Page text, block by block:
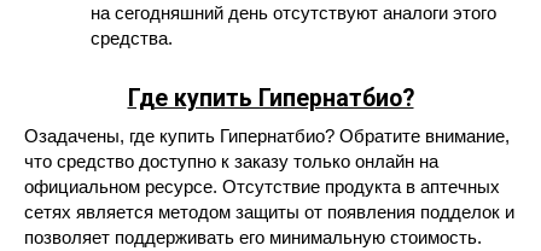
на сегодняшний день отсутствуют аналоги этого
средства.
Где купить Гипернатбио?
Озадачены, где купить Гипернатбио? Обратите внимание,
что средство доступно к заказу только онлайн на
официальном ресурсе. Отсутствие продукта в аптечных
сетях является методом защиты от появления подделок и
позволяет поддерживать его минимальную стоимость.